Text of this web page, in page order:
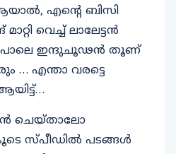
എന്റെ ബിസി
വെച്ച് ലാലേട്ടന്‍
പോലെ ഇന്ദുചൂഢന്‍ തൂണ്
… എന്താ വരട്ടെ
ചെയ്താലോ
സ്പീഡില്‍ പടങ്ങള്‍